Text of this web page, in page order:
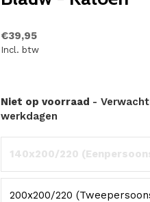
€39,95
Incl. btw
Niet op voorraad -
werkdagen
140x200/220
200x200/220